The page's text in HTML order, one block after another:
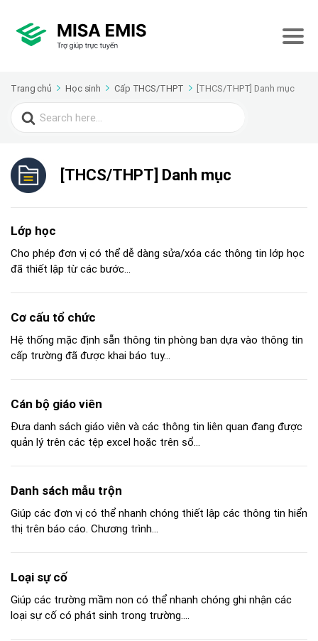
Trang chủ Học sinh Cấp THCS/THPT [THCS/THPT] Danh mục
Search
for:
[THCS/THPT] Danh mục
Lớp học
Cho phép đơn vị có thể dễ dàng sửa/xóa các thông tin lớp học
đã thiết lập từ các bước...
Cơ cấu tổ chức
Hệ thống mặc định sẵn thông tin phòng ban dựa vào thông tin
cấp trường đã được khai báo tuy...
Cán bộ giáo viên
Đưa danh sách giáo viên và các thông tin liên quan đang được
quản lý trên các tệp excel hoặc trên sổ...
Danh sách mẫu trộn
Giúp các đơn vị có thể nhanh chóng thiết lập các thông tin hiển
thị trên báo cáo. Chương trình...
Loại sự cố
Giúp các trường mầm non có thể nhanh chóng ghi nhận các
loại sự cố có phát sinh trong trường....